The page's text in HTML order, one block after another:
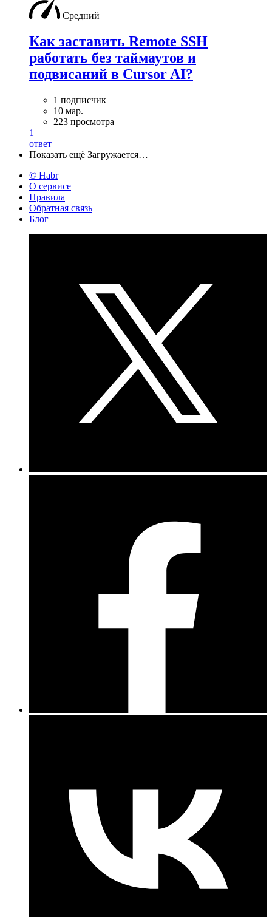
Средний
Как заставить Remote SSH
работать без таймаутов и
подвисаний в Cursor AI?
1 подписчик
10 мар.
223 просмотра
1
ответ
Показать ещё Загружается…
© Habr
О сервисе
Правила
Обратная связь
Блог